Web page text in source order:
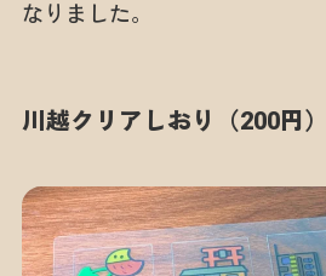
なりました。
川越クリアしおり（200円）